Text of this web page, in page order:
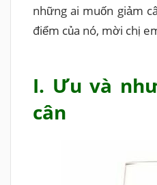
những ai muốn giảm
điểm của nó, mời chị
I. Ưu và
cân